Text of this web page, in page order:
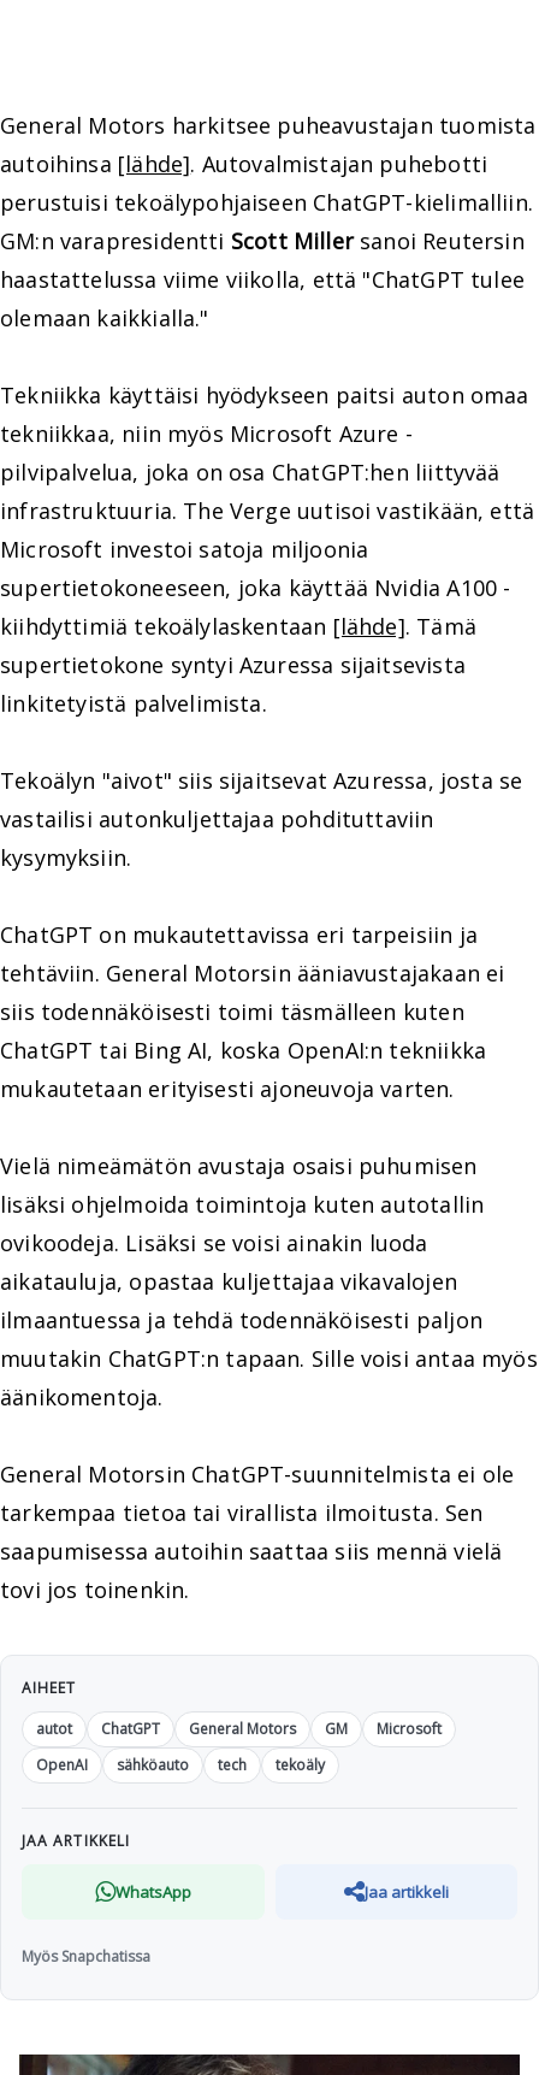
General Motors harkitsee puheavustajan tuomista
autoihinsa [lähde]. Autovalmistajan puhebotti
perustuisi tekoälypohjaiseen ChatGPT-kielimalliin.
GM:n varapresidentti Scott Millersanoi Reutersin
haastattelussa viime viikolla, että "ChatGPT tulee
olemaan kaikkialla."
Tekniikka käyttäisi hyödykseen paitsi auton omaa
tekniikkaa, niin myös Microsoft Azure -
pilvipalvelua, joka on osa ChatGPT:hen liittyvää
infrastruktuuria. The Verge uutisoi vastikään, että
Microsoft investoi satoja miljoonia
supertietokoneeseen, joka käyttää Nvidia A100 -
kiihdyttimiä tekoälylaskentaan [lähde]. Tämä
supertietokone syntyi Azuressa sijaitsevista
linkitetyistä palvelimista.
Tekoälyn "aivot" siis sijaitsevat Azuressa, josta se
vastailisi autonkuljettajaa pohdituttaviin
kysymyksiin.
ChatGPT on mukautettavissa eri tarpeisiin ja
tehtäviin. General Motorsin ääniavustajakaan ei
siis todennäköisesti toimi täsmälleen kuten
ChatGPT tai Bing AI, koska OpenAI:n tekniikka
mukautetaan erityisesti ajoneuvoja varten.
Vielä nimeämätön avustaja osaisi puhumisen
lisäksi ohjelmoida toimintoja kuten autotallin
ovikoodeja. Lisäksi se voisi ainakin luoda
aikatauluja, opastaa kuljettajaa vikavalojen
ilmaantuessa ja tehdä todennäköisesti paljon
muutakin ChatGPT:n tapaan. Sille voisi antaa myös
äänikomentoja.
General Motorsin ChatGPT-suunnitelmista ei ole
tarkempaa tietoa tai virallista ilmoitusta. Sen
saapumisessa autoihin saattaa siis mennä vielä
tovi jos toinenkin.
AIHEET
autot
ChatGPT General Motors GM
Microsoft
OpenAI
sähköauto tech tekoäly
JAA ARTIKKELI
WhatsApp Jaa artikkeli
Myös Snapchatissa